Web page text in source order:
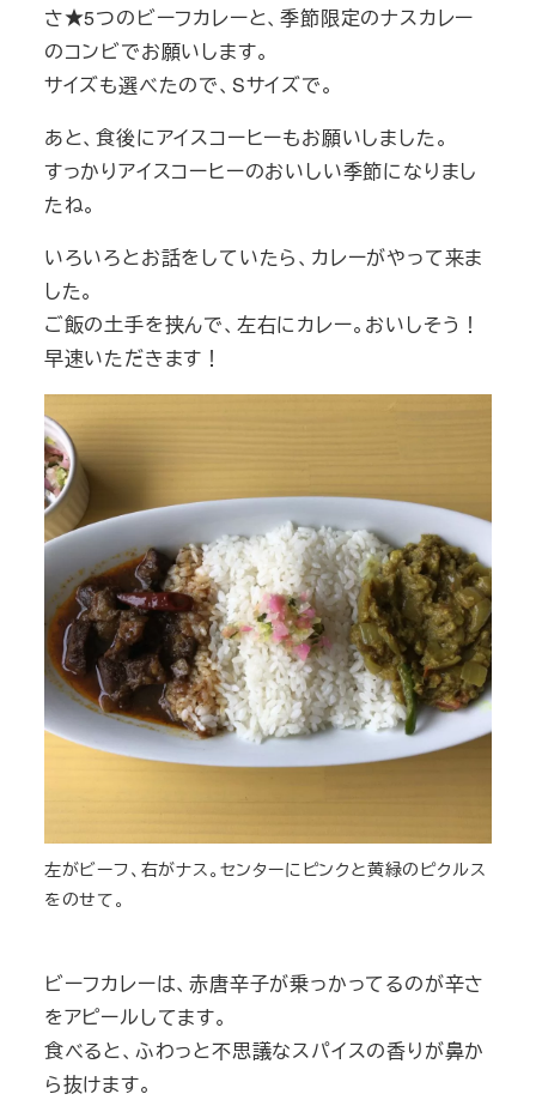
さ★5つのビーフカレーと、季節限定のナスカレー
のコンビでお願いします。
サイズも選べたので、Sサイズで。
あと、食後にアイスコーヒーもお願いしました。
すっかりアイスコーヒーのおいしい季節になりまし
たね。
いろいろとお話をしていたら、カレーがやって来ま
した。
ご飯の土手を挟んで、左右にカレー。おいしそう！
早速いただきます！
左がビーフ、右がナス。センターにピンクと黄緑のピクルス
をのせて。
ビーフカレーは、赤唐辛子が乗っかってるのが辛さ
をアピールしてます。
食べると、ふわっと不思議なスパイスの香りが鼻か
ら抜けます。